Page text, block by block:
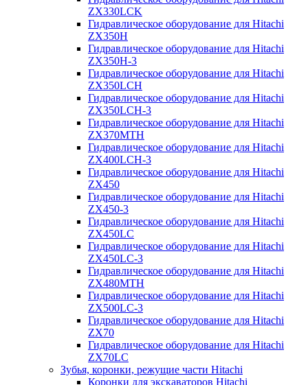
ZX330LCK
Гидравлическое оборудование для Hitachi
ZX350H
Гидравлическое оборудование для Hitachi
ZX350H-3
Гидравлическое оборудование для Hitachi
ZX350LCH
Гидравлическое оборудование для Hitachi
ZX350LCH-3
Гидравлическое оборудование для Hitachi
ZX370MTH
Гидравлическое оборудование для Hitachi
ZX400LCH-3
Гидравлическое оборудование для Hitachi
ZX450
Гидравлическое оборудование для Hitachi
ZX450-3
Гидравлическое оборудование для Hitachi
ZX450LC
Гидравлическое оборудование для Hitachi
ZX450LC-3
Гидравлическое оборудование для Hitachi
ZX480MTH
Гидравлическое оборудование для Hitachi
ZX500LC-3
Гидравлическое оборудование для Hitachi
ZX70
Гидравлическое оборудование для Hitachi
ZX70LC
Зубья, коронки, режущие части Hitachi
Коронки для экскаваторов Hitachi